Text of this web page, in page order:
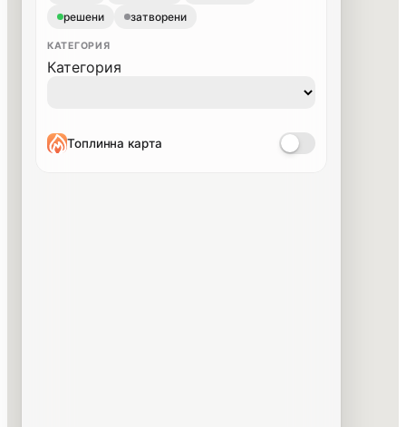
решени
затворени
КАТЕГОРИЯ
Категория
Топлинна карта